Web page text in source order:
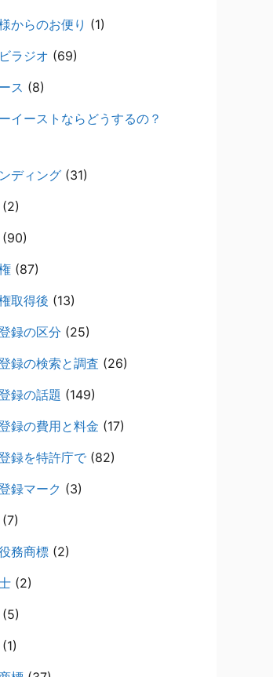
からのお便り (1)
ラジオ (69)
ス (8)
イーストならどうするの？
ディング (31)
(2)
(90)
(87)
取得後 (13)
録の区分 (25)
録の検索と調査 (26)
録の話題 (149)
録の費用と料金 (17)
録を特許庁で (82)
録マーク (3)
(7)
務商標 (2)
(2)
(5)
(1)